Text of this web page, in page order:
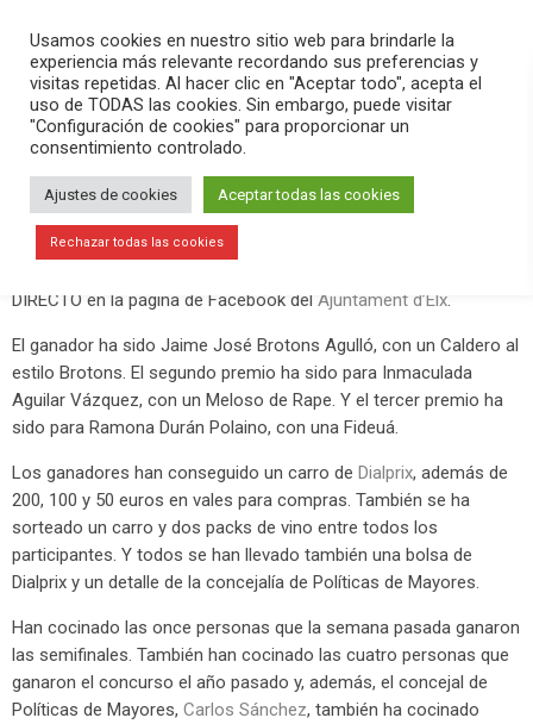
search menu pause PLAY
abril 5, 2019
Jaime José Brotons Agulló gana el III
Súper Chef Sénior
La Escuela de Hostelería ha acogido esta mañana la final de la
DIRECTO en la página de Facebook del Ajuntament d’Elx
El ganador ha sido Jaime José Brotons Agulló, con un Caldero al
estilo Brotons. El segundo premio ha sido para Inmaculada
Aguilar Vázquez, con un Meloso de Rape. Y el tercer premio ha
sido para Ramona Durán Polaino, con una Fideuá.
Los ganadores han conseguido un carro de Dialprix, además de
200, 100 y 50 euros en vales para compras. También se ha
sorteado un carro y dos packs de vino entre todos los
participantes. Y todos se han llevado también una bolsa de
Dialprix y un detalle de la concejalía de Políticas de Mayores.
Han cocinado las once personas que la semana pasada ganaron
las semifinales. También han cocinado las cuatro personas que
ganaron el concurso el año pasado y, además, el concejal de
Políticas de Mayores, Carlos Sánchez, también ha cocinado
Usamos cookies en nuestro sitio web para brindarle la
experiencia más relevante recordando sus preferencias y
visitas repetidas. Al hacer clic en "Aceptar todo", acepta el
uso de TODAS las cookies. Sin embargo, puede visitar
"Configuración de cookies" para proporcionar un
consentimiento controlado.
Ajustes de cookies Aceptar todas las cookies
Rechazar todas las cookies